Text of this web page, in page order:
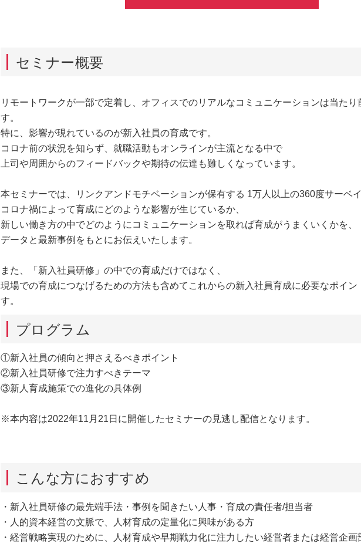
セミナー概要
リモートワークが一部で定着し、オフィスでのリアルなコミュニケーションは当たり
す。
特に、影響が現れているのが新入社員の育成です。
コロナ前の状況を知らず、就職活動もオンラインが主流となる中で
上司や周囲からのフィードバックや期待の伝達も難しくなっています。
本セミナーでは、リンクアンドモチベーションが保有する 1万人以上の360度サーベ
コロナ禍によって育成にどのような影響が生じているか、
新しい働き方の中でどのようにコミュニケーションを取れば育成がうまくいくかを、
データと最新事例をもとにお伝えいたします。
また、「新入社員研修」の中での育成だけではなく、
現場での育成につなげるための方法も含めてこれからの新入社員育成に必要なポイン
す。
プログラム
①新入社員の傾向と押さえるべきポイント
②新入社員研修で注力すべきテーマ
③新人育成施策での進化の具体例
※本内容は2022年11月21日に開催したセミナーの見逃し配信となります。
こんな方におすすめ
・新入社員研修の最先端手法・事例を聞きたい人事・育成の責任者/担当者
・人的資本経営の文脈で、人材育成の定量化に興味がある方
・経営戦略実現のために、人材育成や早期戦力化に注力したい経営者または経営企画